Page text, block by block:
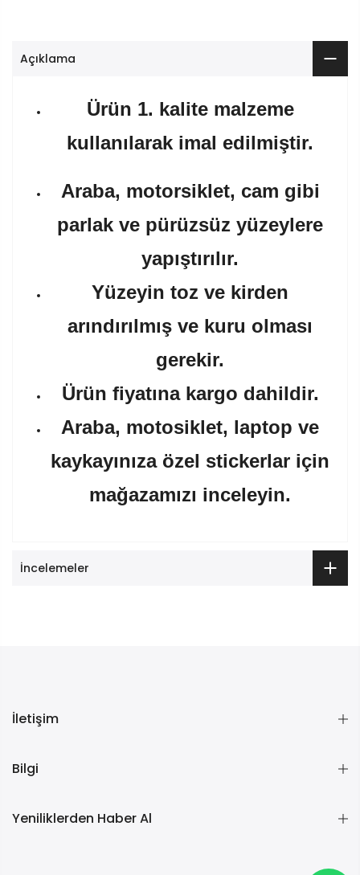
Açıklama
Ürün 1. kalite malzeme
kullanılarak imal edilmiştir.
Araba, motorsiklet, cam gibi
parlak ve pürüzsüz yüzeylere
yapıştırılır.
Yüzeyin toz ve kirden
arındırılmış ve kuru olması
gerekir.
Ürün fiyatına kargo dahildir.
Araba, motosiklet, laptop ve
kaykayınıza özel stickerlar için
mağazamızı inceleyin.
İncelemeler
İletişim
Bilgi
Yeniliklerden Haber Al